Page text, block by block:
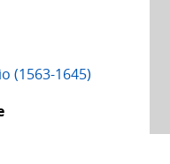
(1563-1645)